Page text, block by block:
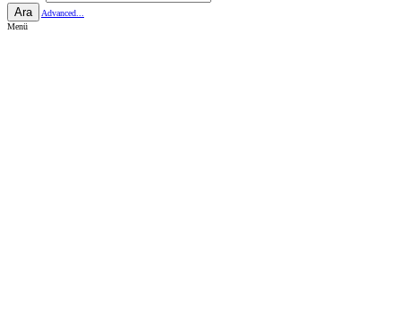
Ara
Advanced...
Menü